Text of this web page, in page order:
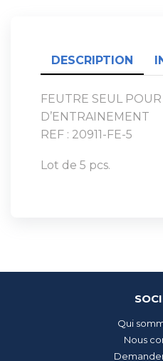
DESCRIPTION
FEUTRE SEUL
D’ENTRAINEMENT
REF : 20911-FE-5
Lot de 5 pcs.
Qui
Nous